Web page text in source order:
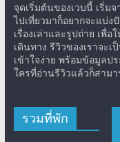
จุดเริ่มต้นของเวบนี้ เริ่ม
ไปเที่ยวมาก็อยากจะแบ่
เรื่องเล่าและรูปถ่าย เพื่
เดินทาง รีวิวของเราจะ
เข้าใจง่าย พร้อมข้อมูล
ใครที่อ่านรีวิวแล้วก็สาม
รวมที่พัก